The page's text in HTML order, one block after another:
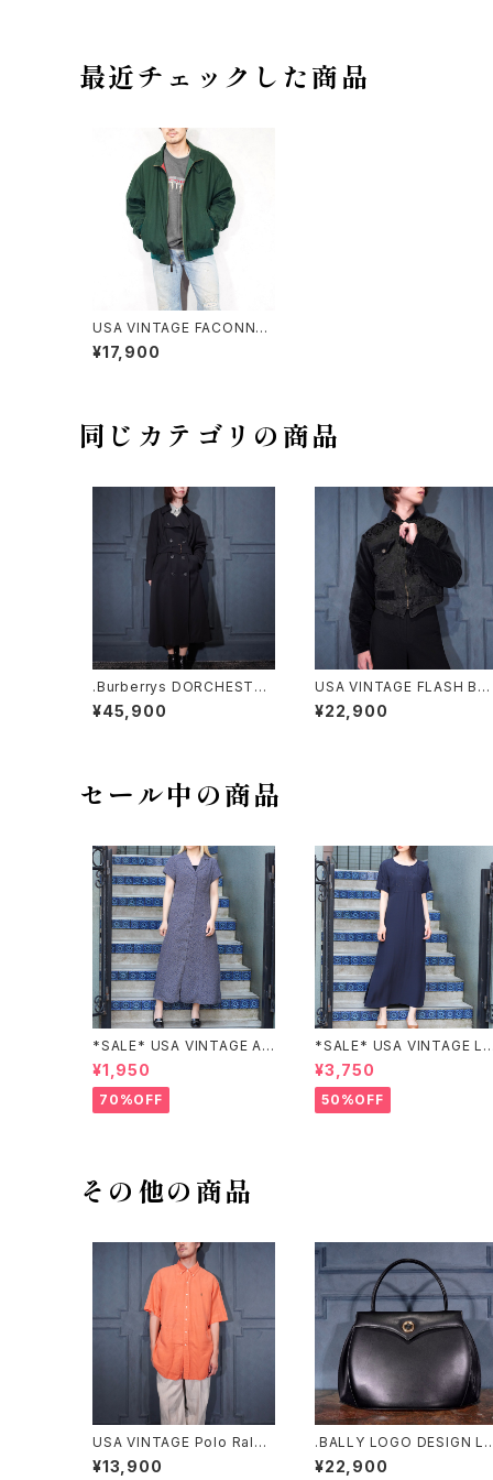
最近チェックした商品
USA VINTAGE FACONNAB
LE WOOL ZIP UP BLOUS
ON/アメリカ古着ウールジッ
¥17,900
同じカテゴリの商品
.Burberrys DORCHESTER
BURELLA WOOL BELTED
TRENCH COAT MADE IN
¥45,900
USA VINTAGE FLASH BA
CK SHORT LENGTH EMB
ROIDERY VELOUR
¥22,900
セール中の商品
*SALE* USA VINTAGE AN
NEX HALF SLEEVE FLOW
ER PATTERNED ONE PIEC
E/アメリカ古着半袖花柄ワン
ピース
¥1,950
70%OFF
*SALE* USA VINTAGE
claiborne EMBROIDERY
DESIGN NAVY ONE PIEC
E/アメリカ古着刺繍デザイン
ネイビーワンピース
¥3,750
50%OFF
その他の商品
USA VINTAGE Polo Ralph
Lauren HORSE EMBROID
ERY DESIGN HALF SLEEV
¥13,900
.BALLY LOGO DESIGN LE
ATHER HAND BAG/バリー
ロゴデザインレザーハンドバ
¥22,900